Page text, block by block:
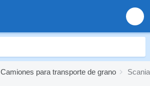
Camiones para transporte de grano